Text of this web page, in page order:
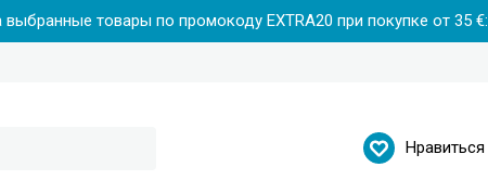
товары по промокоду EXTRA20 при покупке от 35 €:
Нравиться